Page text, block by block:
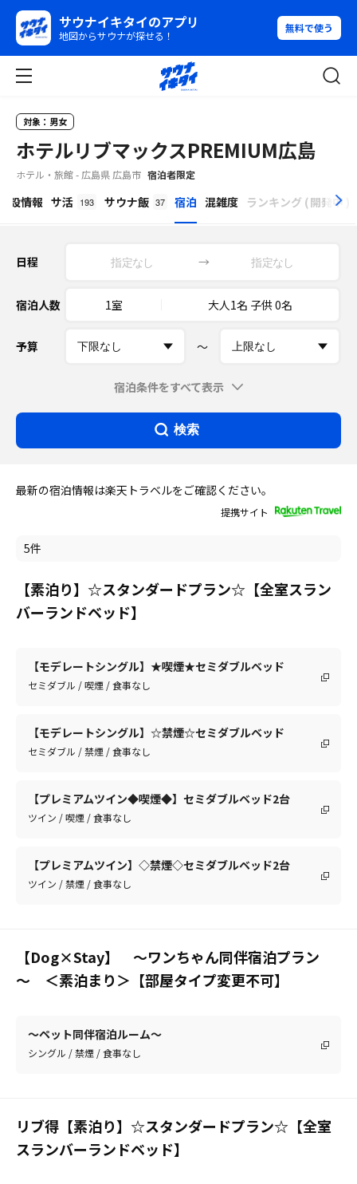
サウナイキタイのアプリ
地図からサウナが探せる！
無料で使う
対象：男女
ホテルリブマックスPREMIUM広島
ホテル・旅館 - 広島県 広島市 宿泊者限定
設情報 サ活 193 サウナ飯 37 宿泊 混雑度 ランキング (開発中
日程 →
宿泊人数 1室 大人1名 子供 0名
予算 〜
宿泊条件をすべて表示
検索
最新の宿泊情報は楽天トラベルをご確認ください。
提携サイト
5件
【素泊り】☆スタンダードプラン☆【全室スラン
バーランドベッド】
【モデレートシングル】★喫煙★セミダブルベッド
セミダブル / 喫煙 / 食事なし
【モデレートシングル】☆禁煙☆セミダブルベッド
セミダブル / 禁煙 / 食事なし
【プレミアムツイン◆喫煙◆】セミダブルベッド2台
ツイン / 喫煙 / 食事なし
【プレミアムツイン】◇禁煙◇セミダブルベッド2台
ツイン / 禁煙 / 食事なし
【Dog×Stay】 ～ワンちゃん同伴宿泊プラン
～ ＜素泊まり＞【部屋タイプ変更不可】
～ペット同伴宿泊ルーム～
シングル / 禁煙 / 食事なし
リブ得【素泊り】☆スタンダードプラン☆【全室
スランバーランドベッド】